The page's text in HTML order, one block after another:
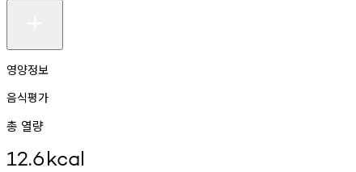
영양정보
음식평가
총 열량
12.6kcal